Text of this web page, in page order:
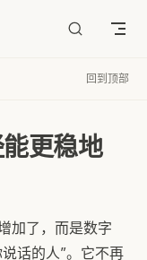
回到顶部
更稳地
加了，而是数字
话的人”。它不再